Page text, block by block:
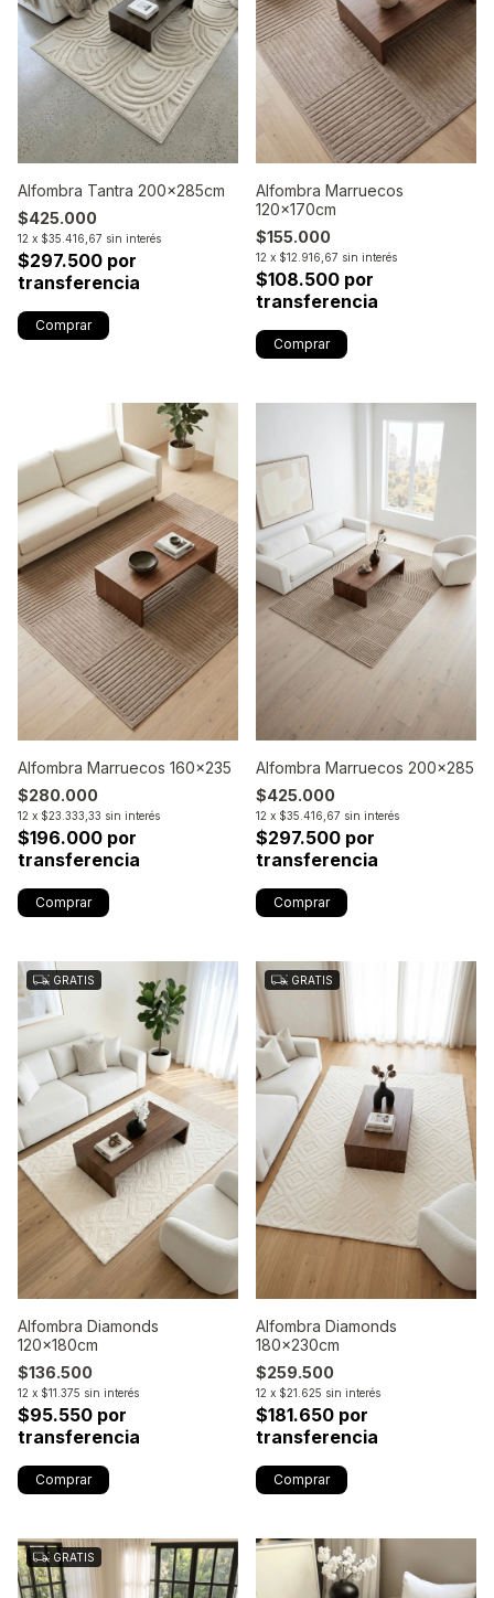
Alfombra Tantra 200x285cm
$425.000
12 x $35.416,67 sin interés
$297.500 por
transferencia
Alfombra Marruecos
120x170cm
$155.000
12 x $12.916,67 sin interés
$108.500 por
transferencia
Alfombra Marruecos 160x235
$280.000
12 x $23.333,33 sin interés
$196.000 por
transferencia
Alfombra Marruecos 200x285
$425.000
12 x $35.416,67 sin interés
$297.500 por
transferencia
GRATIS
Alfombra Diamonds
120x180cm
$136.500
12 x $11.375 sin interés
$95.550 por
transferencia
GRATIS
Alfombra Diamonds
180x230cm
$259.500
12 x $21.625 sin interés
$181.650 por
transferencia
GRATIS